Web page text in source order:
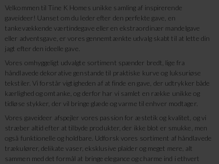
Velkommen til Tine K Homes unikke samling af inspirerende
gaveideer! Uanset om du leder efter den perfekte gave, en
tankevækkende værtindegave eller en ekstraordinær mandelgave
eller adventsgave, er vores gennemtænkte udvalg skabt til at lette din
jagt efter den ideelle gave.
Vores omhyggeligt udvalgte sortiment spænder bredt, lige fra
håndlavede dekorative genstande til praktiske kurve og luksuriøse
tekstiler. Vi forstår vigtigheden af at finde en gave, der udtrykker både
kærlighed og omtanke, og derfor har vi samlet en række unikke og
tidløse stykker, der vil bringe glæde og varme til enhver modtager.
Vores gaveideer afspejler vores passion for æstetik og kvalitet, og vi
stræber altid efter at tilbyde produkter, der ikke blot er smukke, men
også funktionelle og holdbare. Udforsk vores sortiment af håndlavede
trækulører, delikate vaser, eksklusive plaider og meget mere, alt
sammen med det formål at bringe elegance og charme ind i ethvert